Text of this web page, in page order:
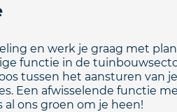
en werk je graag met
functie in de
tussen het aansturen van
Een afwisselende functie
al ons groen om je heen!